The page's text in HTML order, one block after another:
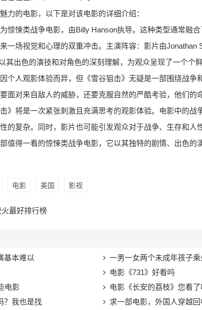
力的电影，以下是对该电影的详细介绍：
惊悚类战争电影，由Billy Hanson执导。这种类型通常融
一场视觉和心理的双重冲击。主演阵容：影片由Jonathan
其出色的演技和对角色的深刻理解，为观众呈现了一个个
个人观影体验而异，但《雪谷狙击》无疑是一部围绕战争
面对来自敌人的威胁，还要克服自然的严酷考验，他们的
》将是一次紧张刺激且充满思考的观影体验。电影中的战
的复杂。同时，影片也可能引发观众对于战争、生存和人
值得一看的惊悚类战争电影，它以其独特的剧情、出色的
电影 美国 影视
最好排行榜
基本难以
一男一女两个未成年孩子
电影《731》好看吗
电影
电影《长安的荔枝》您看了
？我也是找
求一部电影，外国人穿越